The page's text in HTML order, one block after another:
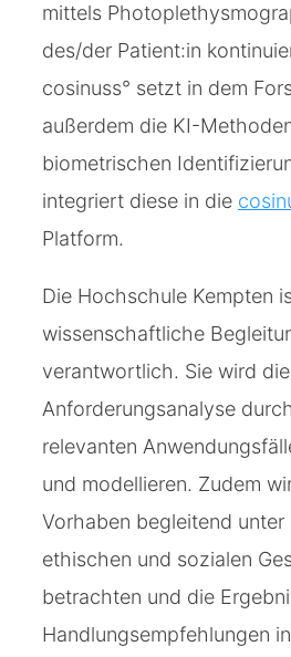
mittels
des/der Patient:in
cosinuss° setzt in dem
außerdem die KI-
biometrischen
integriert diese in die
Platform.
Die Hochschule Kempten
wissenschaftliche
verantwortlich. Sie wird
Anforderungsanalyse
relevanten
und modellieren. Zudem
Vorhaben begleitend
ethischen und sozialen
betrachten und die
Handlungsempfehlungen